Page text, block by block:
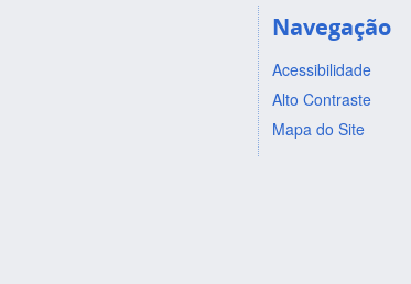
Navegação
Acessibilidade
Alto Contraste
Mapa do Site